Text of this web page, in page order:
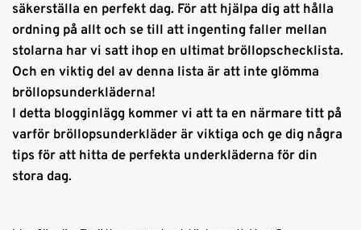
säkerställa en perfekt dag. För att hjälpa dig att hålla
ordning på allt och se till att ingenting faller mellan
stolarna har vi satt ihop en ultimat bröllopschecklista.
Och en viktig del av denna lista är att inte glömma
bröllopsunderkläderna!
I detta blogginlägg kommer vi att ta en närmare titt på
varför bröllopsunderkläder är viktiga och ge dig några
tips för att hitta de perfekta underkläderna för din
stora dag.